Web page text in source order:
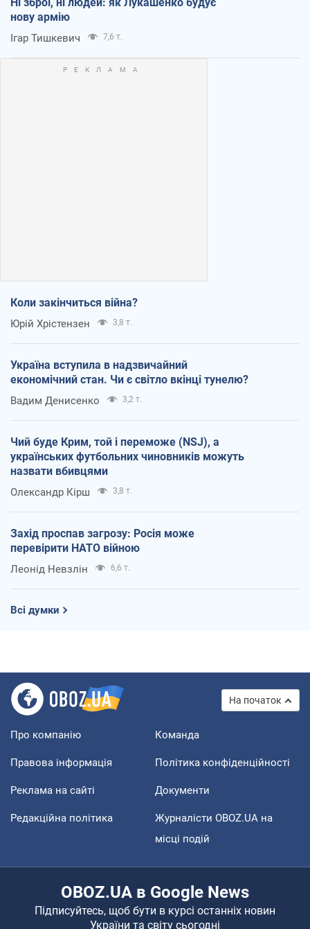
Ні зброї, ні людей: як Лукашенко будує
нову армію
Ігар Тишкевич 7,6 т.
Коли закінчиться війна?
Юрій Хрістензен 3,8 т.
Україна вступила в надзвичайний
економічний стан. Чи є світло вкінці тунелю?
Вадим Денисенко 3,2 т.
Чий буде Крим, той і переможе (NSJ), а
українських футбольних чиновників можуть
назвати вбивцями
Олександр Кірш 3,8 т.
Захід проспав загрозу: Росія може
перевірити НАТО війною
Леонід Невзлін 6,6 т.
Всі думки
На початок
Про компанію Команда
Правова інформація Політика конфіденційності
Реклама на сайті Документи
Редакційна політика
Журналісти OBOZ.UA на
місці подій
OBOZ.UA в Google News
Підписуйтесь, щоб бути в курсі останніх новин
України та світу сьогодні